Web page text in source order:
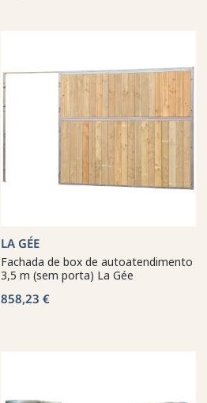
LA GÉE
Fachada de box de autoatendimento
3,5 m (sem porta) La Gée
858,23 €